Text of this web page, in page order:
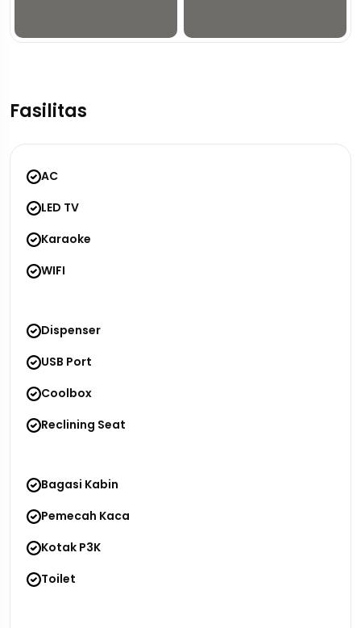
Fasilitas
AC
LED TV
Karaoke
WIFI
Dispenser
USB Port
Coolbox
Reclining Seat
Bagasi Kabin
Pemecah Kaca
Kotak P3K
Toilet